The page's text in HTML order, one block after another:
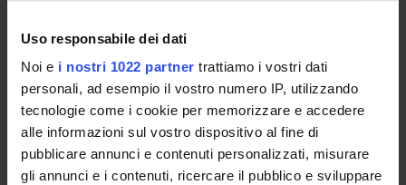
Uso responsabile dei dati
Noi e i nostri 1022 partner trattiamo i vostri dati
personali, ad esempio il vostro numero IP, utilizzando
tecnologie come i cookie per memorizzare e accedere
alle informazioni sul vostro dispositivo al fine di
pubblicare annunci e contenuti personalizzati, misurare
gli annunci e i contenuti, ricercare il pubblico e sviluppare
Didactic plan and student's guide
Lesson timetable
Exam calendar
Notices
Thesis and internship proposals